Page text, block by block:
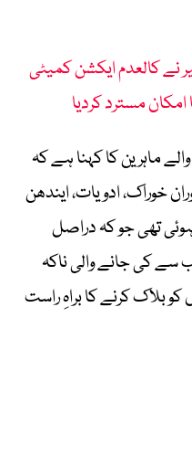
نے کالعدم ایکشن کمیٹی
مسترد کردیا
ماہرین کا کہنا ہے کہ
خوراک، ادویات، ایندھن
تھی جو کہ دراصل
کی جانے والی ناکہ
کو بلاک کرنے کا براہِ راست